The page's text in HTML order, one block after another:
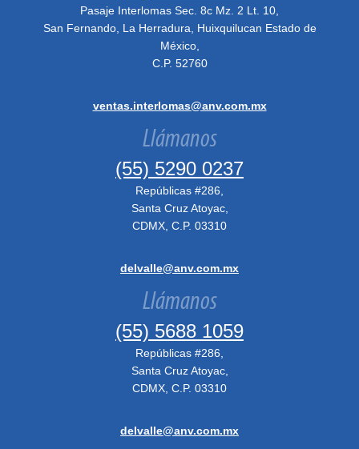
Pasaje Interlomas Sec. 8c Mz. 2 Lt. 10,
San Fernando, La Herradura, Huixquilucan Estado de
México,
C.P. 52760
ventas.interlomas@anv.com.mx
Llámanos
(55) 5290 0237
Repúblicas #286,
Santa Cruz Atoyac,
CDMX, C.P. 03310
delvalle@anv.com.mx
Llámanos
(55) 5688 1059
Repúblicas #286,
Santa Cruz Atoyac,
CDMX, C.P. 03310
delvalle@anv.com.mx